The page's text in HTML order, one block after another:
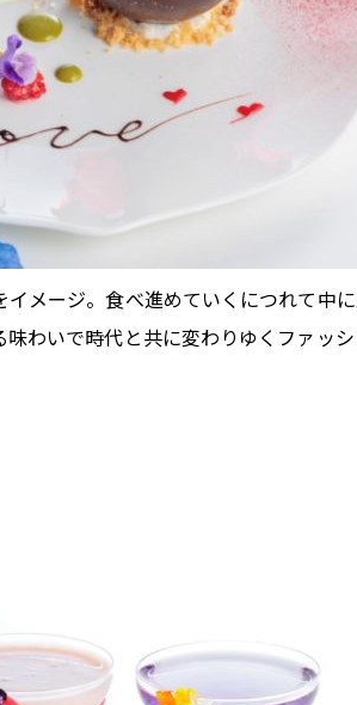
メージ。食べ進めていくにつれて中
わいで時代と共に変わりゆくファッ